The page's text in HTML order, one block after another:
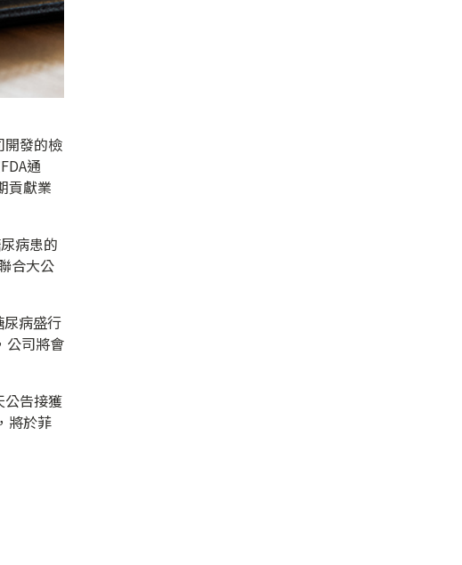
開發的檢
通
貢獻業
病患的
合大公
病盛行
公司將會
公告接獲
將於菲